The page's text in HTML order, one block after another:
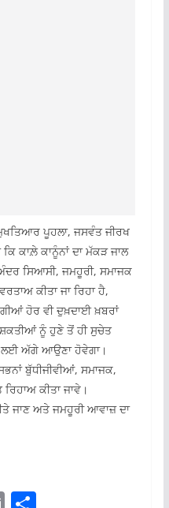
ਪੂਹਲਾ, ਜਸਵੰਤ ਜੀਰਖ
ਕਾਲ਼ੇ ਕਾਨੂੰਨਾਂ ਦਾ ਮੱਕੜ ਜਾਲ
ਸਿਆਸੀ, ਜਮਹੂਰੀ, ਸਮਾਜਕ
ਕੀਤਾ ਜਾ ਰਿਹਾ ਹੈ,
ਹੋਰ ਵੀ ਦੁਖ਼ਦਾਈ ਖ਼ਬਰਾਂ
ਨੂੰ ਹੁਣੇ ਤੋਂ ਹੀ ਸੁਚੇਤ
ਲਈ ਅੱਗੇ ਆਉਣਾ ਹੋਵੇਗਾ।
ਬੁੱਧੀਜੀਵੀਆਂ, ਸਮਾਜਕ,
ਕੀਤਾ ਜਾਵੇ।
ਜਾਣ ਅਤੇ ਜਮਹੂਰੀ ਆਵਾਜ਼ ਦਾ